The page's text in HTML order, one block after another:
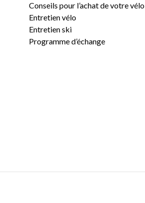
Conseils pour l’achat de votre vélo
Entretien vélo
Entretien ski
Programme d’échange